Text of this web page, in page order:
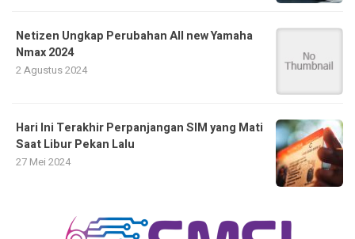
Netizen Ungkap Perubahan All new Yamaha
Nmax 2024
2 Agustus 2024
Hari Ini Terakhir Perpanjangan SIM yang Mati
Saat Libur Pekan Lalu
27 Mei 2024